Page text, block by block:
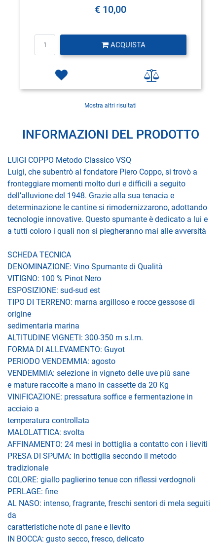
€ 10,00
ACQUISTA
Mostra altri risultati
INFORMAZIONI DEL PRODOTTO
LUIGI COPPO Metodo Classico VSQ
Luigi, che subentrò al fondatore Piero Coppo, si trovò a
fronteggiare momenti molto duri e difficili a seguito
dell’alluvione del 1948. Grazie alla sua tenacia e
determinazione le cantine si rimodernizzarono, adottando
tecnologie innovative. Questo spumante è dedicato a lui e
a tutti coloro i quali non si piegheranno mai alle avversità
SCHEDA TECNICA
DENOMINAZIONE: Vino Spumante di Qualità
VITIGNO: 100 % Pinot Nero
ESPOSIZIONE: sud-sud est
TIPO DI TERRENO: marna argilloso e rocce gessose di
origine
sedimentaria marina
ALTITUDINE VIGNETI: 300-350 m s.l.m.
FORMA DI ALLEVAMENTO: Guyot
PERIODO VENDEMMIA: agosto
VENDEMMIA: selezione in vigneto delle uve più sane
e mature raccolte a mano in cassette da 20 Kg
VINIFICAZIONE: pressatura soffice e fermentazione in
acciaio a
temperatura controllata
MALOLATTICA: svolta
AFFINAMENTO: 24 mesi in bottiglia a contatto con i lieviti
PRESA DI SPUMA: in bottiglia secondo il metodo
tradizionale
COLORE: giallo paglierino tenue con riflessi verdognoli
PERLAGE: fine
AL NASO: intenso, fragrante, freschi sentori di mela seguiti
da
caratteristiche note di pane e lievito
IN BOCCA: gusto secco, fresco, delicato